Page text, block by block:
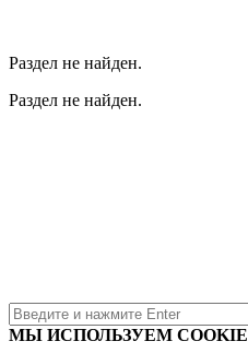
Раздел не найден.
Раздел не найден.
МЫ ИСПОЛЬЗУЕМ COOKIE